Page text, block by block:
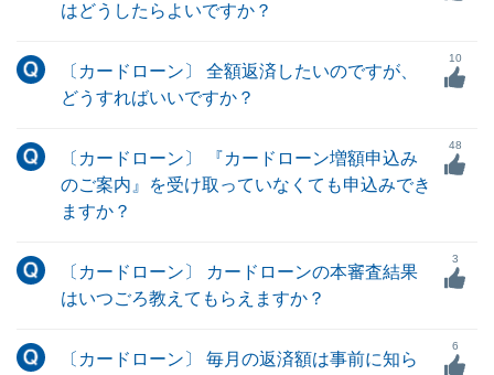
はどうしたらよいですか？
〔カードローン〕 全額返済したいのですが、
どうすればいいですか？
10
〔カードローン〕 『カードローン増額申込み
のご案内』を受け取っていなくても申込みでき
ますか？
48
〔カードローン〕 カードローンの本審査結果
はいつごろ教えてもらえますか？
3
〔カードローン〕 毎月の返済額は事前に知ら
6